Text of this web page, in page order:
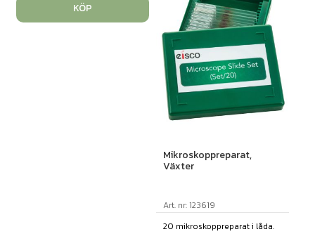
KÖP
Mikroskoppreparat,
Växter
Art. nr: 123619
20 mikroskoppreparat i låda.